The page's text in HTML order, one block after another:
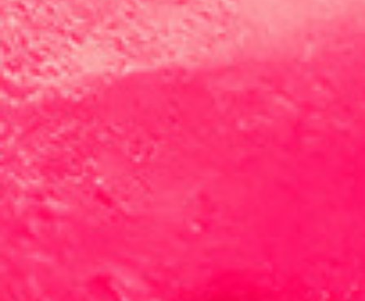
Accueil
Qui-sommes-nous ?
Nos services
Ils nous font confiance
Blog
FAQ